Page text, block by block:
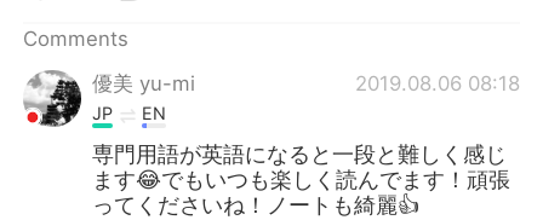
Comments
優美 yu-mi
2019.08.06 08:18
JP EN
専門用語が英語になると一段と難しく感じ
ます😂でもいつも楽しく読んでます！頑張
ってくださいね！ノートも綺麗👍